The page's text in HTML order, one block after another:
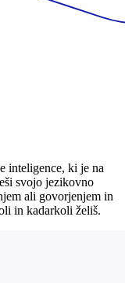
inteligence, ki je na
svojo jezikovno
ali govorjenjem in
in kadarkoli želiš.